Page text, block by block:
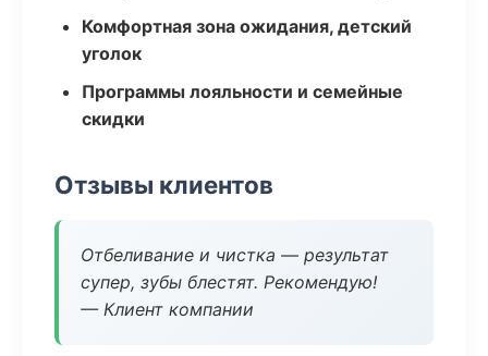
Комфортная зона ожидания, детский
уголок
Программы лояльности и семейные
скидки
Отзывы клиентов
Отбеливание и чистка — результат
супер, зубы блестят. Рекомендую!
— Клиент компании